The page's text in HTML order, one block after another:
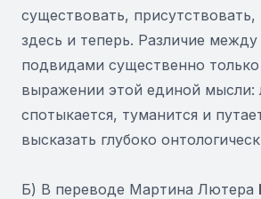
существовать, присутствовать,
здесь и теперь. Различие
подвидами существенно
выражении этой единой мысли:
спотыкается, туманится и
высказать глубоко
Б) В переводе Мартина Лютера